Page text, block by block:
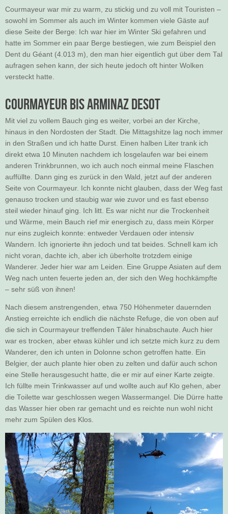
Courmayeur war mir zu warm, zu stickig und zu voll mit Touristen –
sowohl im Sommer als auch im Winter kommen viele Gäste auf
diese Seite der Berge: Ich war hier im Winter Ski gefahren und
hatte im Sommer ein paar Berge bestiegen, wie zum Beispiel den
Dent du Géant (4.013 m), den man hier eigentlich gut über dem Tal
aufragen sehen kann, der sich heute jedoch oft hinter Wolken
versteckt hatte.
Courmayeur bis Arminaz Desot
Mit viel zu vollem Bauch ging es weiter, vorbei an der Kirche,
hinaus in den Nordosten der Stadt. Die Mittagshitze lag noch immer
in den Straßen und ich hatte Durst. Einen halben Liter trank ich
direkt etwa 10 Minuten nachdem ich losgelaufen war bei einem
anderen Trinkbrunnen, wo ich auch noch einmal meine Flaschen
auffüllte. Dann ging es zurück in den Wald, jetzt auf der anderen
Seite von Courmayeur. Ich konnte nicht glauben, dass der Weg fast
genauso trocken und staubig war wie zuvor und es fast ebenso
steil wieder hinauf ging. Ich litt. Es war nicht nur die Trockenheit
und Wärme, mein Bauch rief mir energisch zu, dass mein Körper
nur eins zugleich konnte: entweder Verdauen oder intensiv
Wandern. Ich ignorierte ihn jedoch und tat beides. Schnell kam ich
nicht voran, dachte ich, aber ich überholte trotzdem einige
Wanderer. Jeder hier war am Leiden. Eine Gruppe Asiaten auf dem
Weg nach unten feuerte jeden an, der sich den Weg hochkämpfte
– sehr süß von ihnen!
Nach diesem anstrengenden, etwa 750 Höhenmeter dauernden
Anstieg erreichte ich endlich die nächste Refuge, die von oben auf
die sich in Courmayeur treffenden Täler hinabschaute. Auch hier
war es trocken, aber etwas kühler und ich setzte mich kurz zu dem
Wanderer, den ich unten in Dolonne schon getroffen hatte. Ein
Belgier, der auch plante hier oben zu zelten und dafür auch schon
eine Stelle herausgesucht hatte, die er mir auf einer Karte zeigte.
Ich füllte mein Trinkwasser auf und wollte auch auf Klo gehen, aber
die Toilette war geschlossen wegen Wassermangel. Die Dürre hatte
das Wasser hier oben rar gemacht und es reichte nun wohl nicht
mehr zum Spülen des Klos.